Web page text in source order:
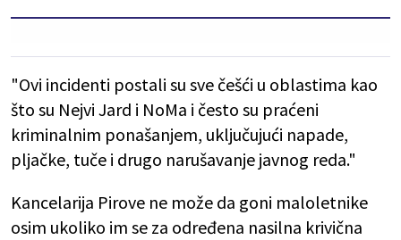
"Ovi incidenti postali su sve češći u oblastima kao
što su Nejvi Jard i NoMa i često su praćeni
kriminalnim ponašanjem, uključujući napade,
pljačke, tuče i drugo narušavanje javnog reda."
Kancelarija Pirove ne može da goni maloletnike
osim ukoliko im se za određena nasilna krivična